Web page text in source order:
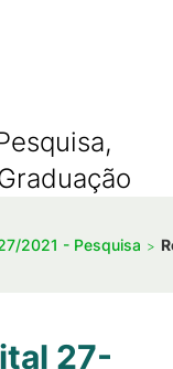
2021 - Pesquisa
27-